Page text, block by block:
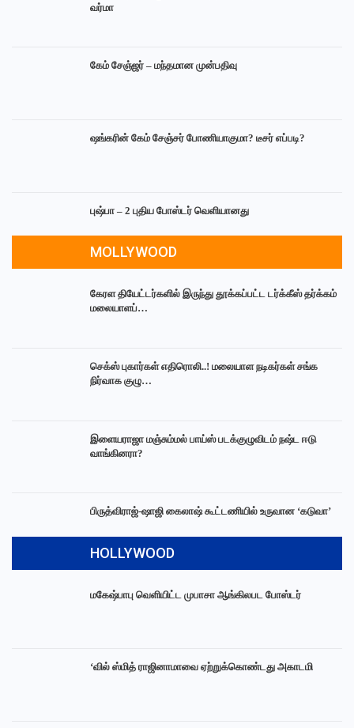
வர்மா
கேம் சேஞ்ஜர் – மந்தமான முன்பதிவு
ஷங்கரின் கேம் சேஞ்சர் போணியாகுமா? டீசர் எப்படி?
புஷ்பா – 2 புதிய போஸ்டர் வெளியானது
MOLLYWOOD
கேரள தியேட்டர்களில் இருந்து தூக்கப்பட்ட டர்க்கீஸ் தர்க்கம்
மலையாளப்…
செக்ஸ் புகார்கள் எதிரொலி..! மலையாள நடிகர்கள் சங்க
நிர்வாக குழு…
இளையராஜா மஞ்சும்மல் பாய்ஸ் படக்குழுவிடம் நஷ்ட ஈடு
வாங்கினரா?
பிருத்விராஜ்-ஷாஜி கைலாஷ் கூட்டணியில் உருவான ‘கடுவா’
HOLLYWOOD
மகேஷ்பாபு வெளியிட்ட முபாசா ஆங்கிலபட போஸ்டர்
‘வில் ஸ்மித் ராஜினாமாவை ஏற்றுக்கொண்டது அகாடமி